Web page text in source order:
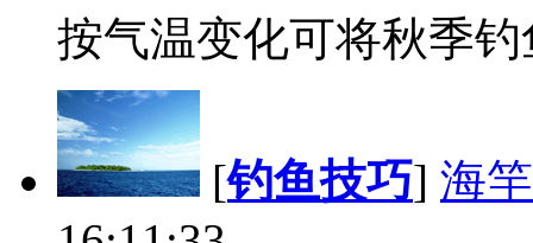
按气温变化可将秋季
[钓鱼技巧] 海